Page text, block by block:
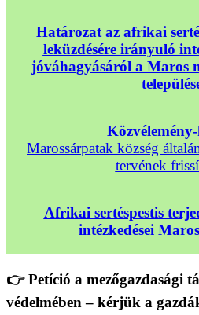
Határozat az afrikai
leküzdésére irányuló
jóváhagyásáról a Maros
Marossárpatak község
tervének
Afrikai sertéspestis
intézkedései
👉 Petíció a mezőgazdasági
védelmében – kérjük a